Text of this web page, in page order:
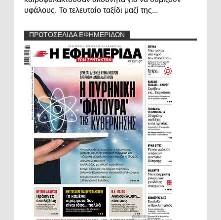
υφάλους. Το τελευταίο ταξίδι μαζί της...
ΠΡΩΤΟΣΕΛΙΔΑ ΕΦΗΜΕΡΙΔΩΝ